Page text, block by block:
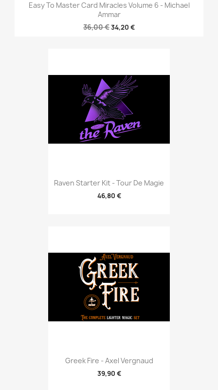
Easy To Master Card Miracles Volume 6 - Michael
Ammar
36,00 €34,20 €
Raven Starter Kit - Tour De Magie
46,80 €
Greek Fire - Axel Vergnaud
39,90 €